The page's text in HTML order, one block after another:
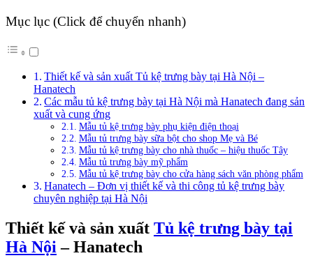
Mục lục (Click để chuyển nhanh)
Thiết kế và sản xuất Tủ kệ trưng bày tại Hà Nội –
Hanatech
Các mẫu tủ kệ trưng bày tại Hà Nội mà Hanatech đang sản
xuất và cung ứng
Mẫu tủ kệ trưng bày phụ kiện điện thoại
Mẫu tủ trưng bày sữa bột cho shop Mẹ và Bé
Mẫu tủ kệ trưng bày cho nhà thuốc – hiệu thuốc Tây
Mẫu tủ trưng bày mỹ phẩm
Mẫu tủ kệ trưng bày cho cửa hàng sách văn phòng phẩm
Hanatech – Đơn vị thiết kế và thi công tủ kệ trưng bày
chuyên nghiệp tại Hà Nội
Thiết kế và sản xuất Tủ kệ trưng bày tại
Hà Nội – Hanatech